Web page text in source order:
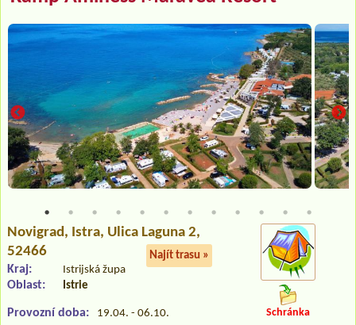
Novigrad, Istra, Ulica Laguna 2,
52466
Najít trasu »
Kraj: Istrijská župa
Oblast: Istrie
Provozní doba: 19.04. - 06.10. Schránka